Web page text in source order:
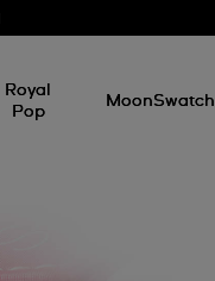
Royal
Pop
MoonSwatch